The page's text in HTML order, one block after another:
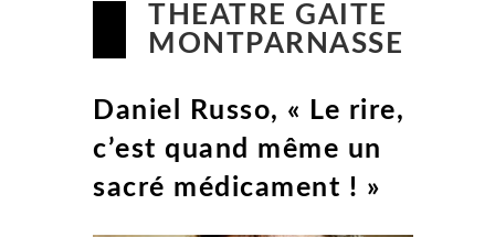
THEATRE GAITE
MONTPARNASSE
Daniel Russo, « Le rire,
c’est quand même un
sacré médicament ! »